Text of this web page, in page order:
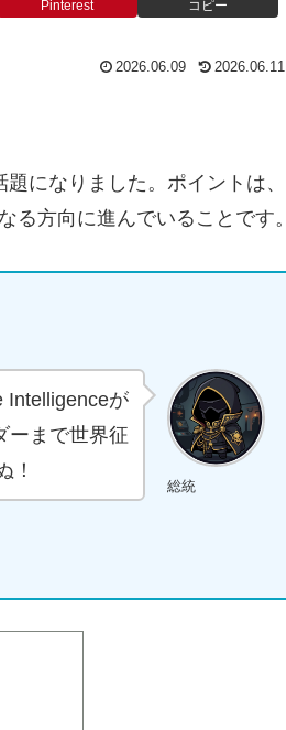
Pinterest コピー
2026.06.09 2026.06.11
になりました。ポイントは、
方向に進んでいることです。
総統
Intelligenceが
ーまで世界征
！